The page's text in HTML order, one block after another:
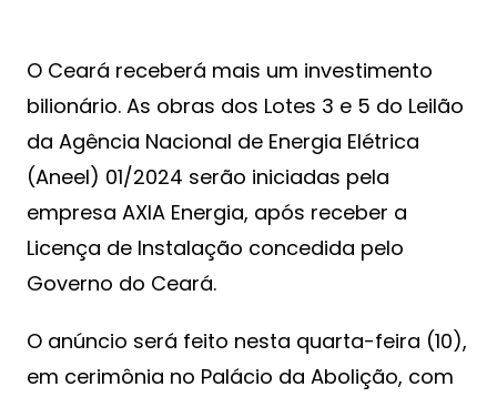
O Ceará receberá mais um investimento
bilionário. As obras dos Lotes 3 e 5 do Leilão
da Agência Nacional de Energia Elétrica
(Aneel) 01/2024 serão iniciadas pela
empresa AXIA Energia, após receber a
Licença de Instalação concedida pelo
Governo do Ceará.
O anúncio será feito nesta quarta-feira (10),
em cerimônia no Palácio da Abolição, com